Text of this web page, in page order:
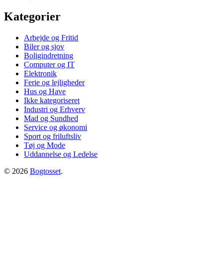
Kategorier
Arbejde og Fritid
Biler og sjov
Boligindretning
Computer og IT
Elektronik
Ferie og lejligheder
Hus og Have
Ikke kategoriseret
Industri og Erhverv
Mad og Sundhed
Service og økonomi
Sport og friluftsliv
Tøj og Mode
Uddannelse og Ledelse
© 2026 Bogtosset.